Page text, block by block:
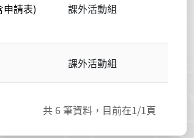
請表)
課外活動組
課外活動組
共 6 筆資料，目前在1/1頁